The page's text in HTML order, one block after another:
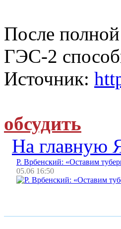
После
ГЭС-2
Источник:
обсудить
На главную
Р. Врбенский: «Оставим
05.06 16:50